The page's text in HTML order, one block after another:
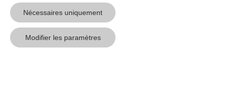
suivez
GYSO
sur
suivez
GYSO
Youtube
suivez
GYSO
sur
Linkedin
Nécessaires uniquement
Modifier les paramètres